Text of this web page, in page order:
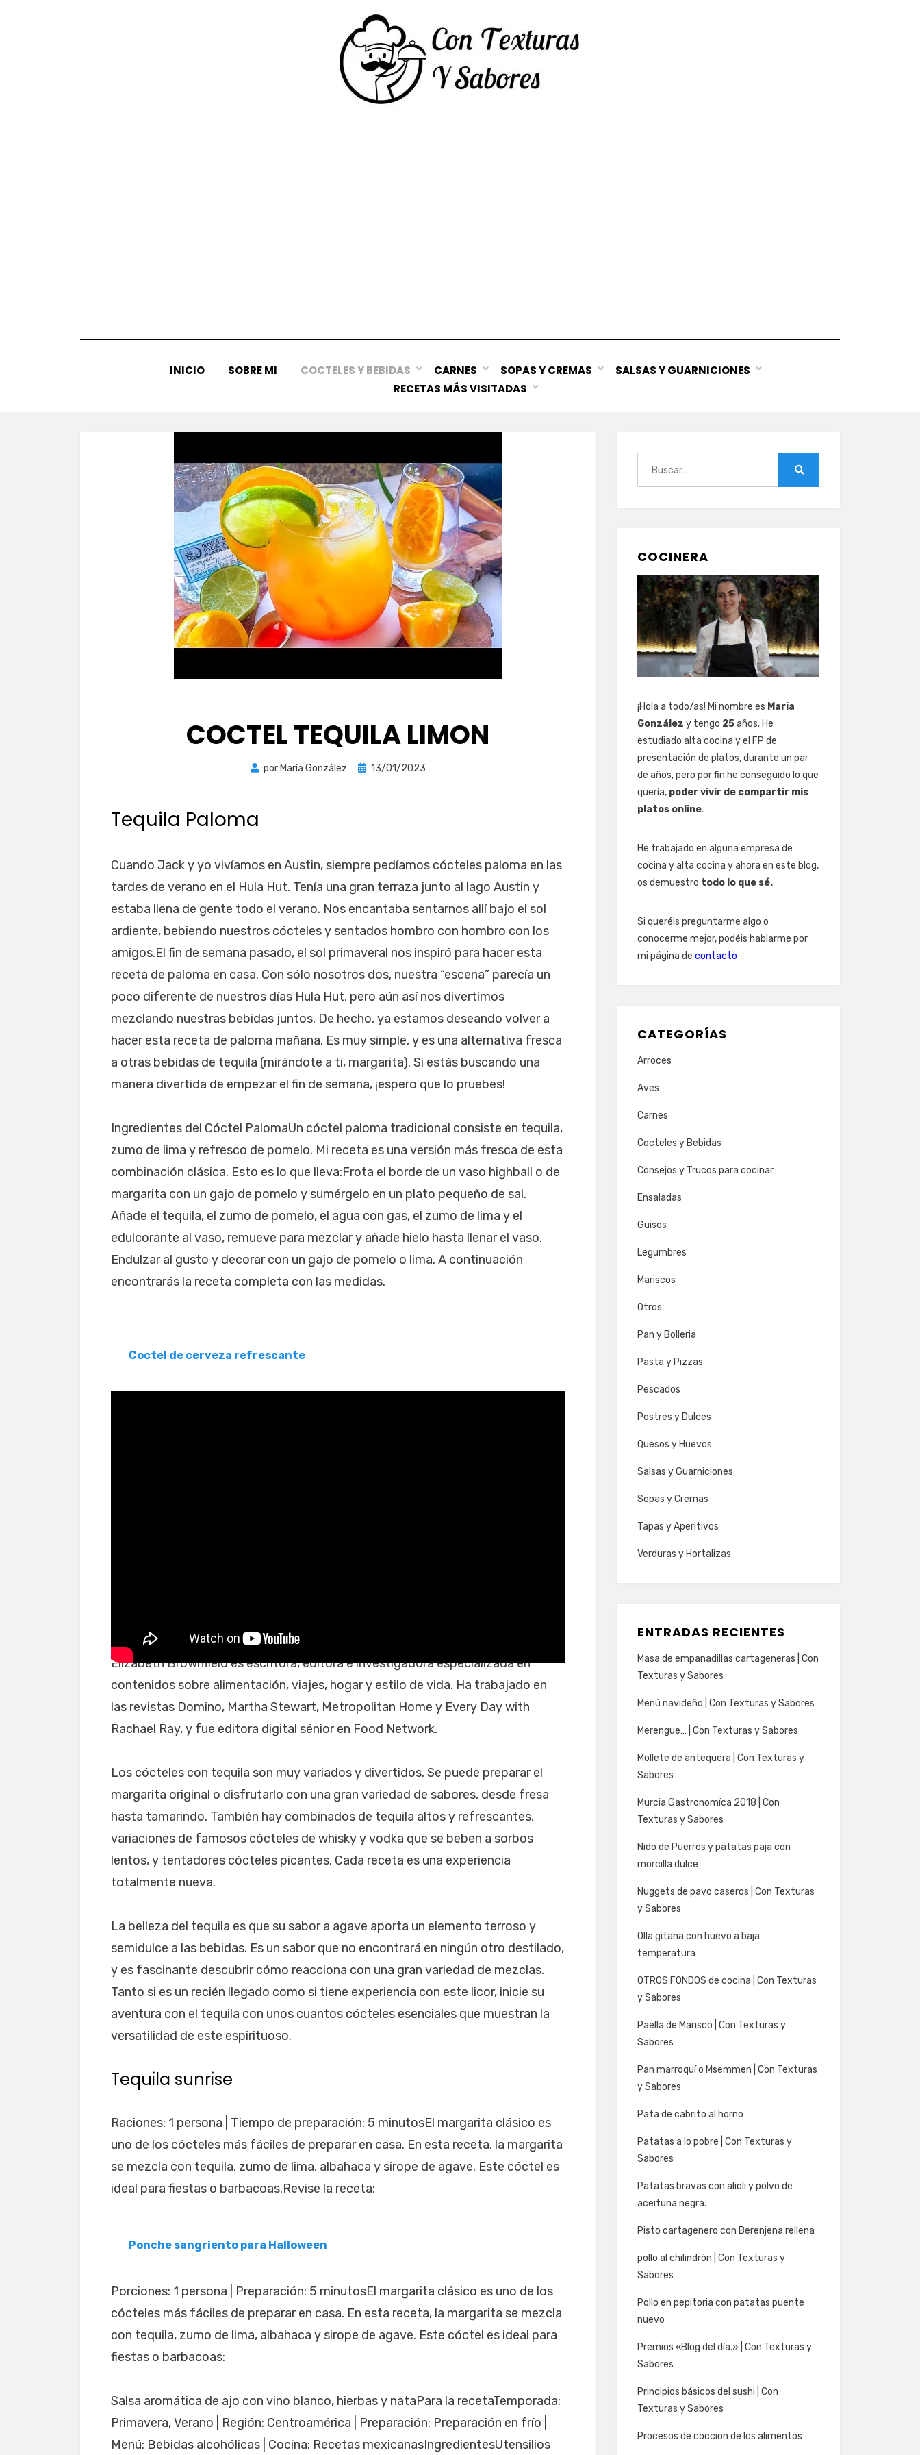
INICIO SOBRE MI COCTELES Y BEBIDAS CARNES SOPAS Y CREMAS
SALSAS Y GUARNICIONES
RECETAS MÁS VISITADAS
COCTEL TEQUILA LIMON
por María González
Publicada
13/01/2023
Tequila Paloma
Cuando Jack y yo vivíamos en Austin, siempre pedíamos cócteles paloma en las
tardes de verano en el Hula Hut. Tenía una gran terraza junto al lago Austin y
estaba llena de gente todo el verano. Nos encantaba sentarnos allí bajo el sol
ardiente, bebiendo nuestros cócteles y sentados hombro con hombro con los
amigos.El fin de semana pasado, el sol primaveral nos inspiró para hacer esta
receta de paloma en casa. Con sólo nosotros dos, nuestra “escena” parecía un
poco diferente de nuestros días Hula Hut, pero aún así nos divertimos
mezclando nuestras bebidas juntos. De hecho, ya estamos deseando volver a
hacer esta receta de paloma mañana. Es muy simple, y es una alternativa fresca
a otras bebidas de tequila (mirándote a ti, margarita). Si estás buscando una
manera divertida de empezar el fin de semana, ¡espero que lo pruebes!
Ingredientes del Cóctel PalomaUn cóctel paloma tradicional consiste en tequila,
zumo de lima y refresco de pomelo. Mi receta es una versión más fresca de esta
combinación clásica. Esto es lo que lleva:Frota el borde de un vaso highball o de
margarita con un gajo de pomelo y sumérgelo en un plato pequeño de sal.
Añade el tequila, el zumo de pomelo, el agua con gas, el zumo de lima y el
edulcorante al vaso, remueve para mezclar y añade hielo hasta llenar el vaso.
Endulzar al gusto y decorar con un gajo de pomelo o lima. A continuación
encontrarás la receta completa con las medidas.
Coctel de cerveza refrescante
Elizabeth Brownfield es escritora, editora e investigadora especializada en
contenidos sobre alimentación, viajes, hogar y estilo de vida. Ha trabajado en
las revistas Domino, Martha Stewart, Metropolitan Home y Every Day with
Rachael Ray, y fue editora digital sénior en Food Network.
Los cócteles con tequila son muy variados y divertidos. Se puede preparar el
margarita original o disfrutarlo con una gran variedad de sabores, desde fresa
hasta tamarindo. También hay combinados de tequila altos y refrescantes,
variaciones de famosos cócteles de whisky y vodka que se beben a sorbos
lentos, y tentadores cócteles picantes. Cada receta es una experiencia
totalmente nueva.
La belleza del tequila es que su sabor a agave aporta un elemento terroso y
semidulce a las bebidas. Es un sabor que no encontrará en ningún otro destilado,
y es fascinante descubrir cómo reacciona con una gran variedad de mezclas.
Tanto si es un recién llegado como si tiene experiencia con este licor, inicie su
aventura con el tequila con unos cuantos cócteles esenciales que muestran la
versatilidad de este espirituoso.
Tequila sunrise
Raciones: 1 persona | Tiempo de preparación: 5 minutosEl margarita clásico es
uno de los cócteles más fáciles de preparar en casa. En esta receta, la margarita
se mezcla con tequila, zumo de lima, albahaca y sirope de agave. Este cóctel es
ideal para fiestas o barbacoas.Revise la receta:
Ponche sangriento para Halloween
Porciones: 1 persona | Preparación: 5 minutosEl margarita clásico es uno de los
cócteles más fáciles de preparar en casa. En esta receta, la margarita se mezcla
con tequila, zumo de lima, albahaca y sirope de agave. Este cóctel es ideal para
fiestas o barbacoas:
Salsa aromática de ajo con vino blanco, hierbas y nataPara la recetaTemporada:
Primavera, Verano | Región: Centroamérica | Preparación: Preparación en frío |
Menú: Bebidas alcohólicas | Cocina: Recetas mexicanasIngredientesUtensilios
COCINERA
¡Hola a todo/as! Mi nombre es Maria
González y tengo 25años. He
estudiado alta cocina y el FP de
presentación de platos, durante un par
de años, pero por fin he conseguido lo que
quería, poder vivir de compartir mis
platos online.
He trabajado en alguna empresa de
cocina y alta cocina y ahora en este blog,
os demuestro todo lo que sé.
Si queréis preguntarme algo o
conocerme mejor, podéis hablarme por
mi página de contacto
CATEGORÍAS
Arroces
Aves
Carnes
Cocteles y Bebidas
Consejos y Trucos para cocinar
Ensaladas
Guisos
Legumbres
Mariscos
Otros
Pan y Bolleria
Pasta y Pizzas
Pescados
Postres y Dulces
Quesos y Huevos
Salsas y Guarniciones
Sopas y Cremas
Tapas y Aperitivos
Verduras y Hortalizas
ENTRADAS RECIENTES
Masa de empanadillas cartageneras | Con
Texturas y Sabores
Menú navideño | Con Texturas y Sabores
Merengue… | Con Texturas y Sabores
Mollete de antequera | Con Texturas y
Sabores
Murcia Gastronomíca 2018 | Con
Texturas y Sabores
Nido de Puerros y patatas paja con
morcilla dulce
Nuggets de pavo caseros | Con Texturas
y Sabores
Olla gitana con huevo a baja
temperatura
OTROS FONDOS de cocina | Con Texturas
y Sabores
Paella de Marisco | Con Texturas y
Sabores
Pan marroquí o Msemmen | Con Texturas
y Sabores
Pata de cabrito al horno
Patatas a lo pobre | Con Texturas y
Sabores
Patatas bravas con alioli y polvo de
aceituna negra.
Pisto cartagenero con Berenjena rellena
pollo al chilindrón | Con Texturas y
Sabores
Pollo en pepitoria con patatas puente
nuevo
Premios «Blog del día.» | Con Texturas y
Sabores
Principios básicos del sushi | Con
Texturas y Sabores
Procesos de coccion de los alimentos